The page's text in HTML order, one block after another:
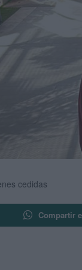
cedidas
Compartir